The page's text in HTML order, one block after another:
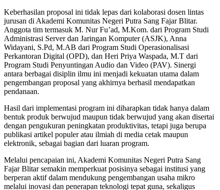
Keberhasilan proposal ini tidak lepas dari kolaborasi dosen lintas
jurusan di Akademi Komunitas Negeri Putra Sang Fajar Blitar.
Anggota tim termasuk M. Nur Fu’ad, M.Kom. dari Program Studi
Administrasi Server dan Jaringan Komputer (ASJK), Anna
Widayani, S.Pd, M.AB dari Program Studi Operasionalisasi
Perkantoran Digital (OPD), dan Heri Priya Waspada, M.T dari
Program Studi Penyuntingan Audio dan Video (PAV). Sinergi
antara berbagai disiplin ilmu ini menjadi kekuatan utama dalam
pengembangan proposal yang akhirnya berhasil mendapatkan
pendanaan.
Hasil dari implementasi program ini diharapkan tidak hanya dalam
bentuk produk berwujud maupun tidak berwujud yang akan disertai
dengan pengukuran peningkatan produktivitas, tetapi juga berupa
publikasi artikel populer atau ilmiah di media cetak maupun
elektronik, sebagai bagian dari luaran program.
Melalui pencapaian ini, Akademi Komunitas Negeri Putra Sang
Fajar Blitar semakin memperkuat posisinya sebagai institusi yang
berperan aktif dalam mendukung pengembangan usaha mikro
melalui inovasi dan penerapan teknologi tepat guna, sekaligus